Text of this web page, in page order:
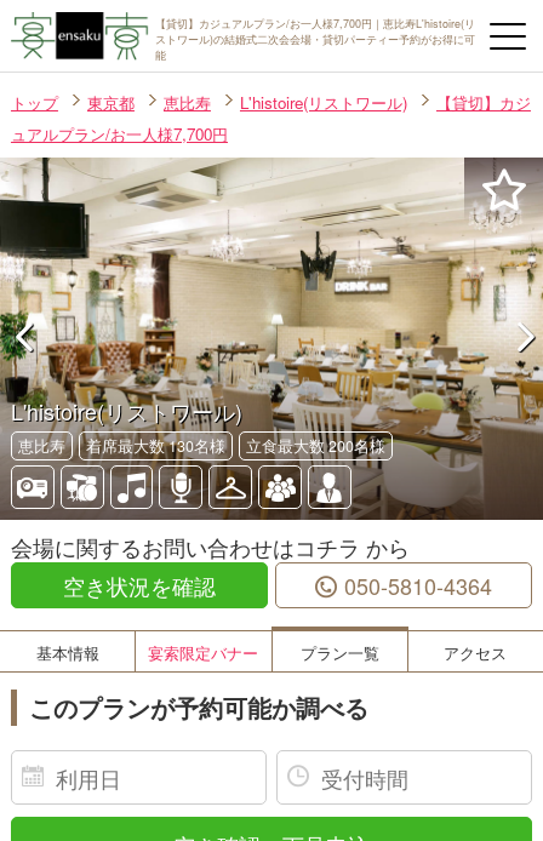
【貸切】カジュアルプラン/お一人様7,700円｜恵比寿L'histoire(リ
ストワール)の結婚式二次会会場・貸切パーティー予約がお得に可
能
トップ 東京都 恵比寿 L'histoire(リストワール)
【貸切】カジ
ュアルプラン/お一人様7,700円
L'histoire(リストワール)
恵比寿 着席最大数 130名様 立食最大数 200名様
会場に関するお問い合わせはコチラ から
空き状況を確認
050-5810-4364
基本情報 宴索限定バナー プラン一覧 アクセス
このプランが予約可能か調べる